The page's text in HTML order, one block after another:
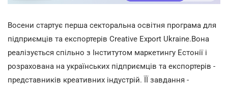
Восени стартує перша секторальна освітня програма для
підприємців та експортерів Creative Export Ukraine.Вона
реалізується спільно з Інститутом маркетингу Естонії і
розрахована на українських підприємців та експортерів -
представників креативних індустрій. ЇЇ завдання -